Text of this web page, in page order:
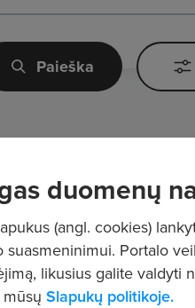
Paieška
UAB
duomenų
(angl. cookies)
suasmeninimui. Portalo
likusius galite valdyti
Slapukų politikoje.